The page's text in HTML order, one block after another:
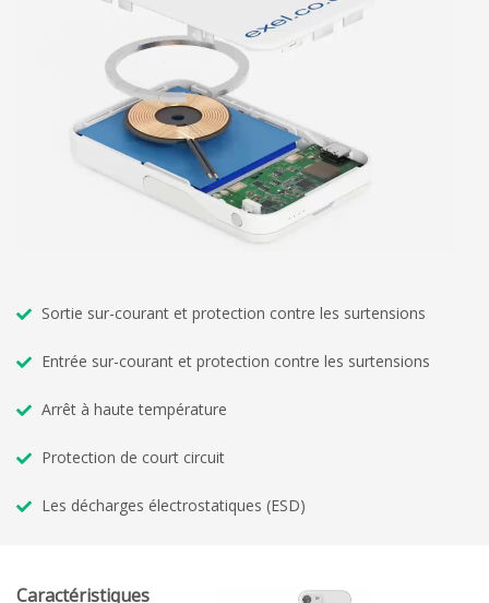
Sortie sur-courant et protection contre les surtensions
Entrée sur-courant et protection contre les surtensions
Arrêt à haute température
Protection de court circuit
Les décharges électrostatiques (ESD)
Caractéristiques